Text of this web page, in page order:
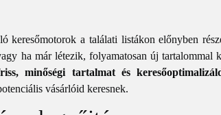
keresőmotorok a találati listákon előnyben
ha már létezik, folyamatosan új tartalommal
minőségi tartalmat és
vásárlóid keresnek.